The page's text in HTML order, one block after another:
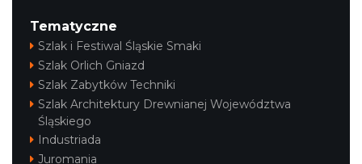
Tematyczne
Szlak i Festiwal Śląskie Smaki
Szlak Orlich Gniazd
Szlak Zabytków Techniki
Szlak Architektury Drewnianej Województwa
Śląskiego
Industriada
Juromania